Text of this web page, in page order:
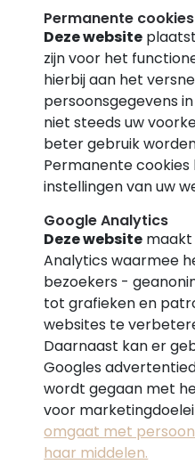
Permanente cookies
Deze website
zijn voor het
hierbij aan het
persoonsgegevens
niet steeds uw
beter gebruik
Permanente cookies
instellingen van uw
Google Analytics
Deze website maakt
Analytics waarmee
bezoekers -
tot grafieken en
websites te
Daarnaast kan er
Googles
wordt gegaan met
voor
omgaat met
haar middelen.